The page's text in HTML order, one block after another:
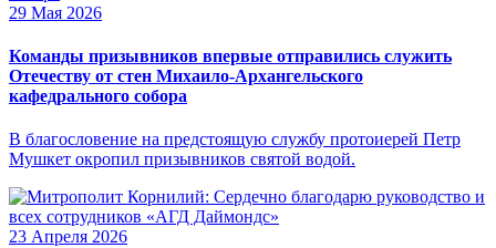
29 Мая 2026
Команды призывников впервые отправились служить
Отечеству от стен Михаило-Архангельского
кафедрального собора
В благословение на предстоящую службу протоиерей Петр
Мушкет окропил призывников святой водой.
23 Апреля 2026